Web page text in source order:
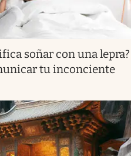
soñar con una lepra?
tu inconciente